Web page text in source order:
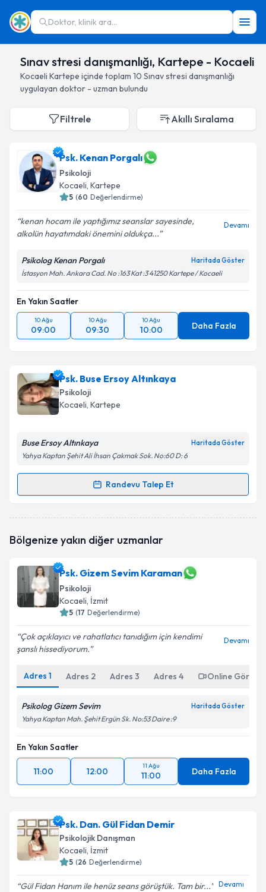
Doktor, klinik ara...
Sınav stresi danışmanlığı, Kartepe - Kocaeli
Kocaeli Kartepe içinde toplam 10 Sınav stresi danışmanlığı
uygulayan doktor - uzman bulundu
Filtrele Akıllı Sıralama
Psk. Kenan Porgalı
Psikoloji
Kocaeli, Kartepe
5 (60 Değerlendirme)
kenan hocam ile yaptığımız seanslar sayesinde,
alkolün hayatımdaki önemini oldukça...
Devamı
Psikolog Kenan Porgalı Haritada Göster
İstasyon Mah. Ankara Cad. No :163 Kat :3 41250 Kartepe / Kocaeli
En Yakın Saatler
10 Ağu
09:00
10 Ağu
09:30
10 Ağu
10:00 Daha Fazla
Psk. Buse Ersoy Altınkaya
Psikoloji
Kocaeli, Kartepe
Buse Ersoy Altınkaya Haritada Göster
Yahya Kaptan Şehit Ali İhsan Çakmak Sok. No:60 D: 6
Randevu Talep Et
Randevu Takvimi Talebi
oluşturun. Size bu uzmandan randevu almanız için bir
E-posta Adresiniz
Kişisel verilerimin işlenmesine ilişkinAydınlatma
Metni'ni okudum ve kişisel verilerimin belirtilen
Bölgenize yakın diğer uzmanlar
Psk. Gizem Sevim Karaman
Psikoloji
Kocaeli, İzmit
5 (17 Değerlendirme)
Çok açıklayıcı ve rahatlatıcı tanıdığım için kendimi
şanslı hissediyorum.
Devamı
Adres 1 Adres 2 Adres 3 Adres 4 Online
Psikolog Gizem Sevim Haritada Göster
Yahya Kaptan Mah. Şehit Ergün Sk. No:53 Daire :9
En Yakın Saatler
11:00 12:00
11 Ağu
11:00 Daha Fazla
Psk. Dan. Gül Fidan Demir
Psikolojik Danışman
Kocaeli, İzmit
5 (26 Değerlendirme)
Gül Fidan Hanım ile henüz seans görüştük. Tam bir... Devamı